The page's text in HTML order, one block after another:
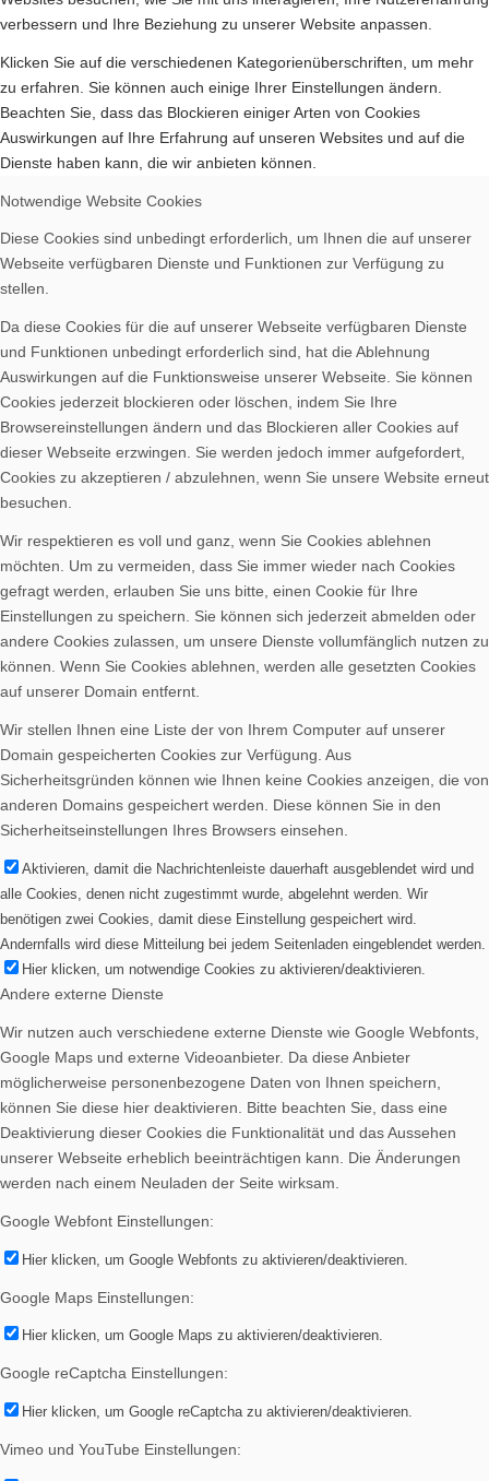
Bilder BSA
Mitgliedschaft
Menü
verbessern und Ihre Beziehung zu unserer Website anpassen.
Klicken Sie auf die verschiedenen Kategorienüberschriften, um mehr
zu erfahren. Sie können auch einige Ihrer Einstellungen ändern.
Beachten Sie, dass das Blockieren einiger Arten von Cookies
Auswirkungen auf Ihre Erfahrung auf unseren Websites und auf die
Dienste haben kann, die wir anbieten können.
Notwendige Website Cookies
Diese Cookies sind unbedingt erforderlich, um Ihnen die auf unserer
Webseite verfügbaren Dienste und Funktionen zur Verfügung zu
stellen.
Da diese Cookies für die auf unserer Webseite verfügbaren Dienste
und Funktionen unbedingt erforderlich sind, hat die Ablehnung
Auswirkungen auf die Funktionsweise unserer Webseite. Sie können
Cookies jederzeit blockieren oder löschen, indem Sie Ihre
Browsereinstellungen ändern und das Blockieren aller Cookies auf
dieser Webseite erzwingen. Sie werden jedoch immer aufgefordert,
Cookies zu akzeptieren / abzulehnen, wenn Sie unsere Website erneut
besuchen.
Wir respektieren es voll und ganz, wenn Sie Cookies ablehnen
möchten. Um zu vermeiden, dass Sie immer wieder nach Cookies
gefragt werden, erlauben Sie uns bitte, einen Cookie für Ihre
Einstellungen zu speichern. Sie können sich jederzeit abmelden oder
andere Cookies zulassen, um unsere Dienste vollumfänglich nutzen zu
können. Wenn Sie Cookies ablehnen, werden alle gesetzten Cookies
auf unserer Domain entfernt.
Wir stellen Ihnen eine Liste der von Ihrem Computer auf unserer
Domain gespeicherten Cookies zur Verfügung. Aus
Sicherheitsgründen können wie Ihnen keine Cookies anzeigen, die von
anderen Domains gespeichert werden. Diese können Sie in den
Sicherheitseinstellungen Ihres Browsers einsehen.
Aktivieren, damit die Nachrichtenleiste dauerhaft ausgeblendet wird und
alle Cookies, denen nicht zugestimmt wurde, abgelehnt werden. Wir
benötigen zwei Cookies, damit diese Einstellung gespeichert wird.
Andernfalls wird diese Mitteilung bei jedem Seitenladen eingeblendet werden.
Hier klicken, um notwendige Cookies zu aktivieren/deaktivieren.
Andere externe Dienste
Wir nutzen auch verschiedene externe Dienste wie Google Webfonts,
Google Maps und externe Videoanbieter. Da diese Anbieter
möglicherweise personenbezogene Daten von Ihnen speichern,
können Sie diese hier deaktivieren. Bitte beachten Sie, dass eine
Deaktivierung dieser Cookies die Funktionalität und das Aussehen
unserer Webseite erheblich beeinträchtigen kann. Die Änderungen
werden nach einem Neuladen der Seite wirksam.
Google Webfont Einstellungen:
Hier klicken, um Google Webfonts zu aktivieren/deaktivieren.
Google Maps Einstellungen:
Hier klicken, um Google Maps zu aktivieren/deaktivieren.
Google reCaptcha Einstellungen:
Hier klicken, um Google reCaptcha zu aktivieren/deaktivieren.
Vimeo und YouTube Einstellungen: